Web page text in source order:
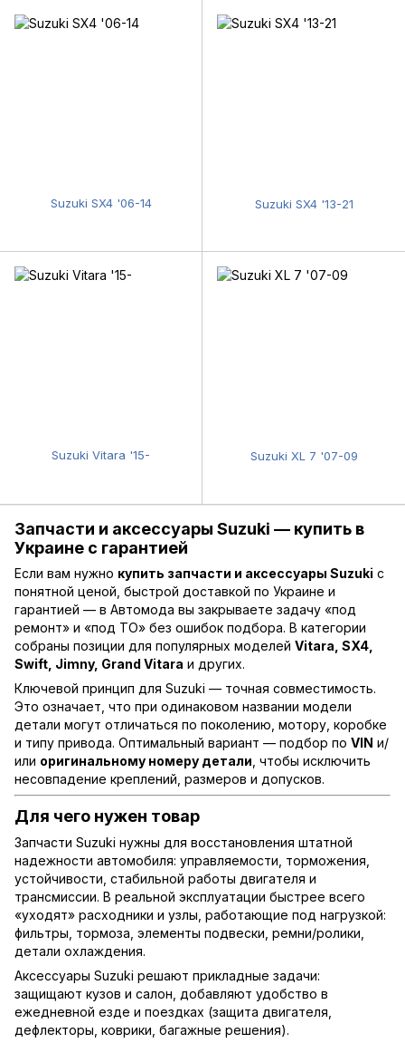
Запчасти и аксессуары Suzuki — купить в
Украине с гарантией
Если вам нужно купить запчасти и аксессуары Suzuki с
понятной ценой, быстрой доставкой по Украине и
гарантией — в Автомода вы закрываете задачу «под
ремонт» и «под ТО» без ошибок подбора. В категории
собраны позиции для популярных моделей Vitara, SX4,
Swift, Jimny, Grand Vitara и других.
Ключевой принцип для Suzuki — точная совместимость.
Это означает, что при одинаковом названии модели
детали могут отличаться по поколению, мотору, коробке
и типу привода. Оптимальный вариант — подбор по VIN и/
или оригинальному номеру детали , чтобы исключить
несовпадение креплений, размеров и допусков.
Для чего нужен товар
Запчасти Suzuki нужны для восстановления штатной
надежности автомобиля: управляемости, торможения,
устойчивости, стабильной работы двигателя и
трансмиссии. В реальной эксплуатации быстрее всего
«уходят» расходники и узлы, работающие под нагрузкой:
фильтры, тормоза, элементы подвески, ремни/ролики,
детали охлаждения.
Аксессуары Suzuki решают прикладные задачи:
защищают кузов и салон, добавляют удобство в
ежедневной езде и поездках (защита двигателя,
дефлекторы, коврики, багажные решения).
Suzuki SX4 '06-14 Suzuki SX4 '13-21
Suzuki Vitara '15- Suzuki XL 7 '07-09